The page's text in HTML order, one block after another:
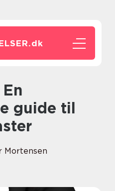
dk
guide til
Mortensen